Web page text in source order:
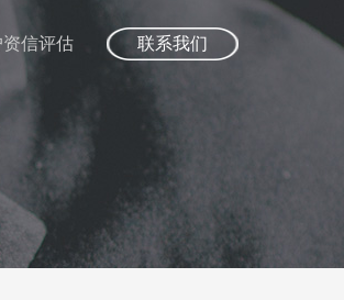
信评估 联系我们